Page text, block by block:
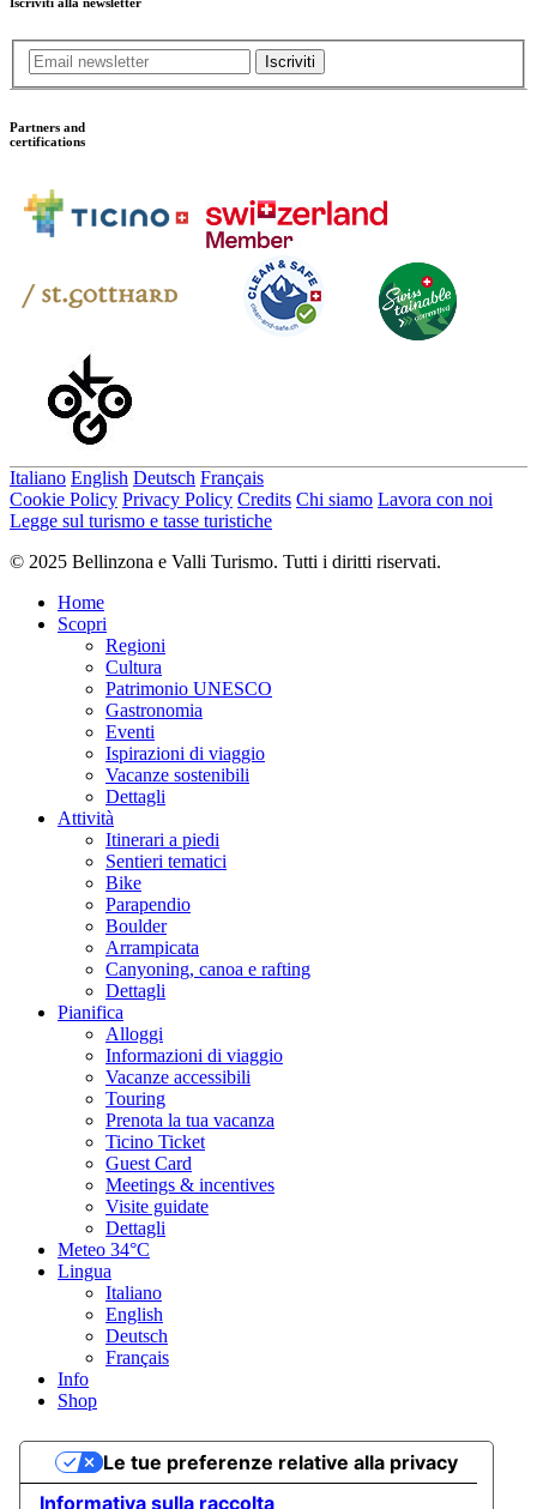
Iscriviti
Partners and
certifications
Italiano English Deutsch Français
Cookie Policy Privacy Policy Credits Chi siamo Lavora con noi
Legge sul turismo e tasse turistiche
© 2025 Bellinzona e Valli Turismo. Tutti i diritti riservati.
Home
Scopri
Regioni
Cultura
Patrimonio UNESCO
Gastronomia
Eventi
Ispirazioni di viaggio
Vacanze sostenibili
Dettagli
Attività
Itinerari a piedi
Sentieri tematici
Bike
Parapendio
Boulder
Arrampicata
Canyoning, canoa e rafting
Dettagli
Pianifica
Alloggi
Informazioni di viaggio
Vacanze accessibili
Touring
Prenota la tua vacanza
Ticino Ticket
Guest Card
Meetings & incentives
Visite guidate
Dettagli
Meteo 34°C
Lingua
Italiano
English
Deutsch
Français
Info
Shop
Informativa sulla raccolta
Le tue preferenze relative alla privacy